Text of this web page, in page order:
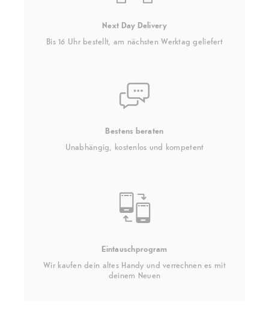
Next Day Delivery
Bis 16 Uhr bestellt, am nächsten Werktag geliefert
Bestens beraten
Unabhängig, kostenlos und kompetent
Eintauschprogram
Wir kaufen dein altes Handy und verrechnen es mit
deinem Neuen